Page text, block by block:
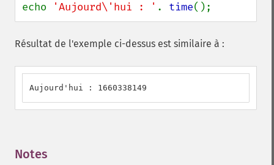
echo
'Aujourd\'hui : ' . time();
Résultat de l'exemple ci-dessus est similaire à :
Aujourd'hui : 1660338149
Notes